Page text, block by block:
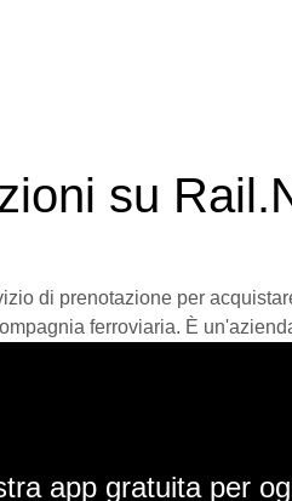
su
di prenotazione per
ferroviaria. È
app gratuita per